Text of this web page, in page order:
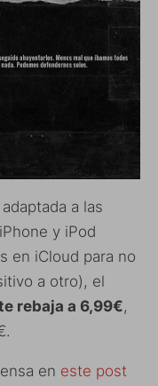
a las
y iPod
en iCloud para no
a otro), el
rebaja a 6,99€,
en este post